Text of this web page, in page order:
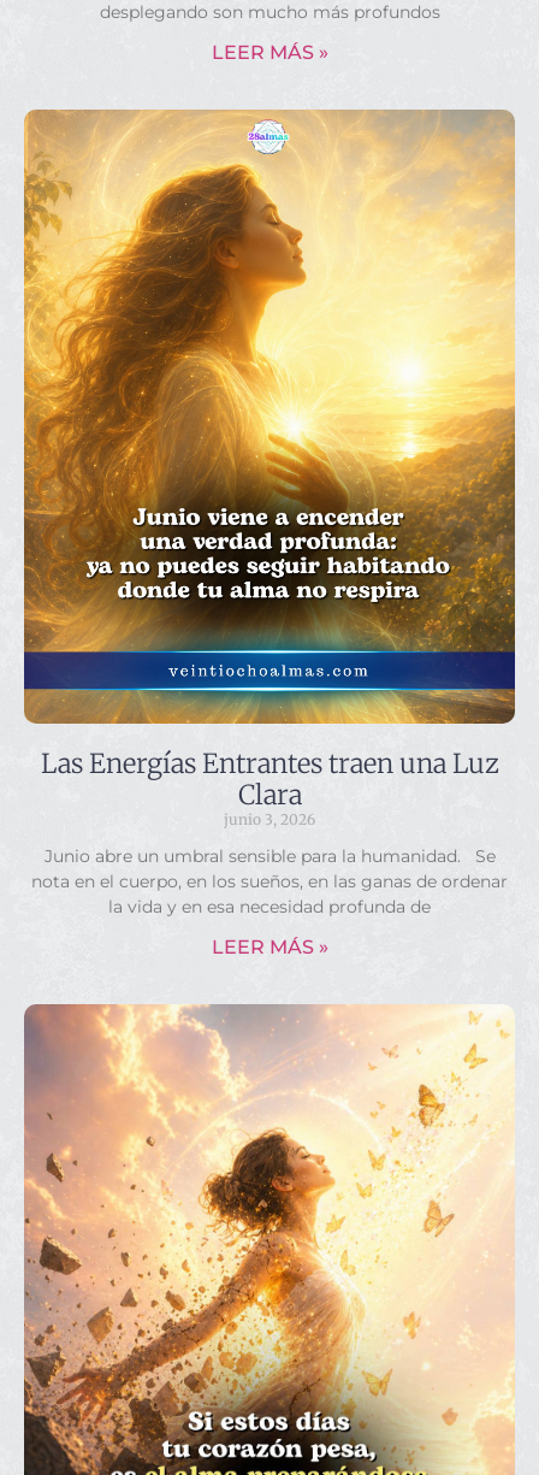
desplegando son mucho más profundos
LEER MÁS »
Las Energías Entrantes traen una Luz
Clara
junio 3, 2026
Junio abre un umbral sensible para la humanidad. Se
nota en el cuerpo, en los sueños, en las ganas de ordenar
la vida y en esa necesidad profunda de
LEER MÁS »